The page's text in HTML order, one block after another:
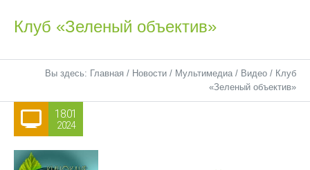
Клуб «Зеленый объектив»
Вы здесь: Главная / Новости / Мультимедиа / Видео / Клуб
«Зеленый объектив»
18.01
2024